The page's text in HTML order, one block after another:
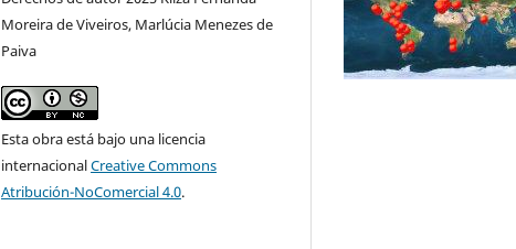
Moreira de Viveiros, Marlúcia Menezes de
Paiva
Esta obra está bajo una licencia
internacionalCreative Commons
Atribución-NoComercial 4.0.